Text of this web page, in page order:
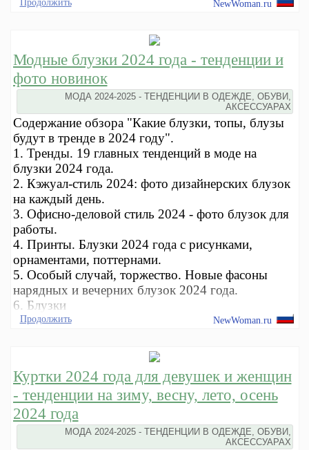
NewWoman.ru
Модные блузки 2024 года - тенденции и
фото новинок
МОДА 2024-2025 - ТЕНДЕНЦИИ В ОДЕЖДЕ, ОБУВИ,
АКСЕССУАРАХ
Содержание обзора "Какие блузки, топы, блузы
будут в тренде в 2024 году".
1. Тренды. 19 главных тенденций в моде на
блузки 2024 года.
2. Кэжуал-стиль 2024: фото дизайнерских блузок
на каждый день.
3. Офисно-деловой стиль 2024 - фото блузок для
работы.
4. Принты. Блузки 2024 года с рисунками,
орнаментами, поттернами.
5. Особый случай, торжество. Новые фасоны
нарядных и вечерних блузок 2024 года.
6. Блузки
Продолжить NewWoman.ru
Куртки 2024 года для девушек и женщин
- тенденции на зиму, весну, лето, осень
2024 года
МОДА 2024-2025 - ТЕНДЕНЦИИ В ОДЕЖДЕ, ОБУВИ,
АКСЕССУАРАХ